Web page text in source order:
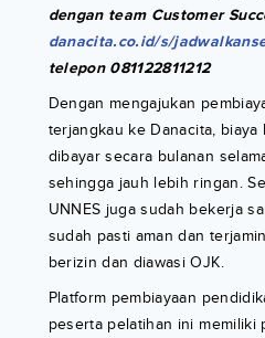
dengan team Customer
danacita.co.id/s/
telepon 081122811212
Dengan mengajukan
terjangkau ke Danacita, biaya
dibayar secara bulanan
sehingga jauh lebih ringan.
UNNES juga sudah bekerja
sudah pasti aman dan
berizin dan diawasi OJK.
Platform pembiayaan
peserta pelatihan ini memiliki